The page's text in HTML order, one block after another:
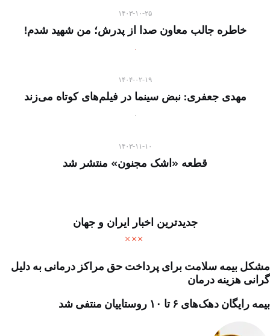
۱۴۰۳-۱۰-۲۵
خاطره جالب معاون صدا از پدرش؛ من شهید شدم!
۱۴۰۴-۰۲-۱۹
مهدی جعفری: نبض سینما در فیلم‌های کوتاه می‌زند
۱۴۰۳-۱۱-۱۰
قطعه «اشک مجنون» منتشر شد
جدیدترین اخبار ایران و جهان
مشکل بیمه سلامت برای پرداخت حق مراکز درمانی به دلیل
گرانی هزینه درمان
بیمه رایگان دهک‌های ۶ تا ۱۰ روستاییان منتفی شد